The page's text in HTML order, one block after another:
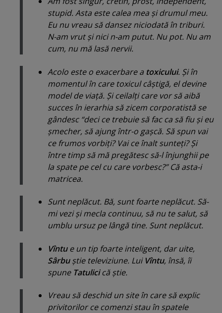
stupid. Asta este calea mea şi drumul meu.
Eu nu vreau să dansez niciodată în triburi.
N-am vrut şi nici n-am putut. Nu pot. Nu am
cum, nu mă lasă nervii.
Acolo este o exacerbare a toxicului. Şi în
momentul în care toxicul câştigă, el devine
model de viaţă. Şi ceilalţi care vor să aibă
succes în ierarhia să zicem corporatistă se
gândesc “deci ce trebuie să fac ca să fiu şi eu
şmecher, să ajung într-o gaşcă. Să spun vai
ce frumos vorbiţi? Vai ce înalt sunteţi? Şi
între timp să mă pregătesc să-l înjunghii pe
la spate pe cel cu care vorbesc?” Că asta-i
matricea.
Sunt neplăcut. Bă, sunt foarte neplăcut. Să-
mi vezi şi mecla continuu, să nu te salut, să
umblu ursuz pe lângă tine. Sunt neplăcut.
Vîntue un tip foarte inteligent, dar uite,
Sârbuştie televiziune. Lui Vîntu, însă, îi
spune Tatulicică ştie.
Vreau să deschid un site în care să explic
privitorilor ce comenzi stau în spatele